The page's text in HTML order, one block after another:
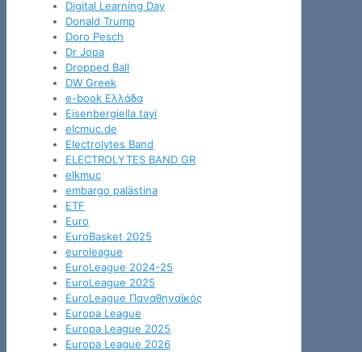
Digital Learning Day
Donald Trump
Doro Pesch
Dr Jopa
Dropped Ball
DW Greek
e-book Ελλάδα
Eisenbergiella tayi
elcmuc.de
Electrolytes Band
ELECTROLYTES BAND GR
elkmuc
embargo palästina
ETF
Euro
EuroBasket 2025
euroleague
EuroLeague 2024-25
EuroLeague 2025
EuroLeague Παναθηναϊκός
Europa League
Europa League 2025
Europa League 2026